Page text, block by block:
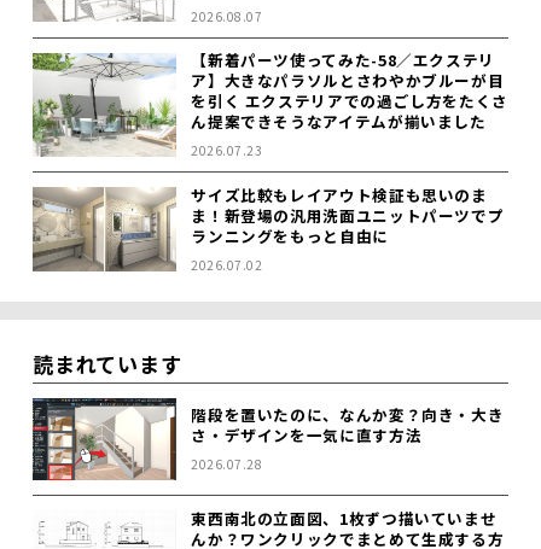
2026.08.07
【新着パーツ使ってみた-58／エクステリ
ア】大きなパラソルとさわやかブルーが目
を引く エクステリアでの過ごし方をたくさ
ん提案できそうなアイテムが揃いました
2026.07.23
サイズ比較もレイアウト検証も思いのま
ま！新登場の汎用洗面ユニットパーツでプ
ランニングをもっと自由に
2026.07.02
読まれています
階段を置いたのに、なんか変？向き・大き
さ・デザインを一気に直す方法
2026.07.28
東西南北の立面図、1枚ずつ描いていませ
んか？ワンクリックでまとめて生成する方